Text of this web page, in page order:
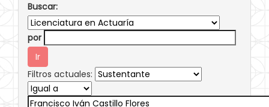
Buscar:
por
Filtros actuales: